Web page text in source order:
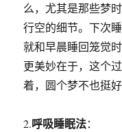
么，尤其是那些梦
行空的细节。下次
就和早晨睡回笼觉时
更美妙在于，这个
着，圆个梦不也挺
2.呼吸睡眠法：